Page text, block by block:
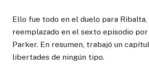
Ello fue todo en el duelo para Ribalta,
reemplazado en el sexto episodio
Parker. En resumen, trabajó un
libertades de ningún tipo.